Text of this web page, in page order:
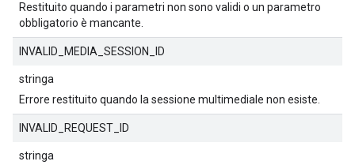
Restituito quando i parametri non sono validi o un parametro
obbligatorio è mancante.
INVALID_MEDIA_SESSION_ID
stringa
Errore restituito quando la sessione multimediale non esiste.
INVALID_REQUEST_ID
stringa